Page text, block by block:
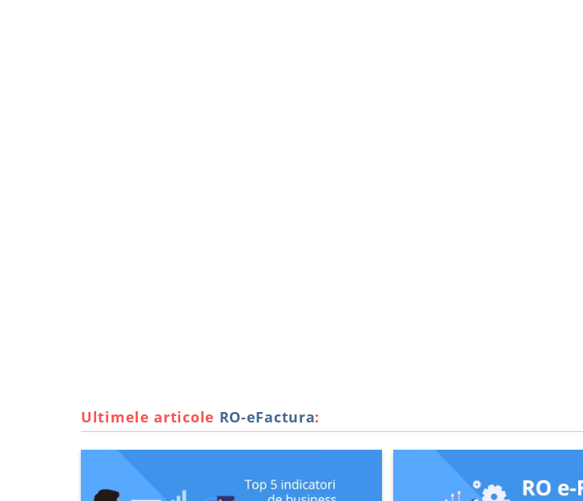
Ultimele articole RO-eFactura: